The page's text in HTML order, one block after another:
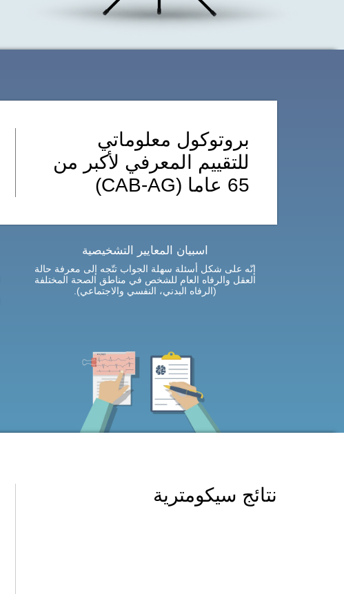
بروتوكول معلوماتي
للتقييم المعرفي لأكبر من
65 عاما (CAB-AG)
اسبيان المعايير التشخيصية
إنّه على شكل أسئلة سهلة الجواب تتّجه إلى معرفة حالة
العقل والرفاه العام للشخص في مناطق الصحة المختلفة
(الرفاه البدني، النفسي والاجتماعي).
نتائج سيكومترية